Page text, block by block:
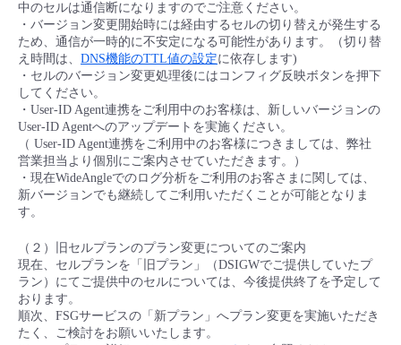
中のセルは通信断になりますのでご注意ください。
・バージョン変更開始時には経由するセルの切り替えが発生する
ため、通信が一時的に不安定になる可能性があります。（切り替
え時間は、 DNS機能のTTL値の設定に依存します)
・セルのバージョン変更処理後にはコンフィグ反映ボタンを押下
してください。
・User-ID Agent連携をご利用中のお客様は、新しいバージョンの
User-ID Agentへのアップデートを実施ください。
（ User-ID Agent連携をご利用中のお客様につきましては、弊社
営業担当より個別にご案内させていただきます。）
・現在WideAngleでのログ分析をご利用のお客さまに関しては、
新バージョンでも継続してご利用いただくことが可能となりま
す。
（２）旧セルプランのプラン変更についてのご案内
現在、セルプランを「旧プラン」（DSIGWでご提供していたプ
ラン）にてご提供中のセルについては、今後提供終了を予定して
おります。
順次、FSGサービスの「新プラン」へプラン変更を実施いただき
たく、ご検討をお願いいたします。